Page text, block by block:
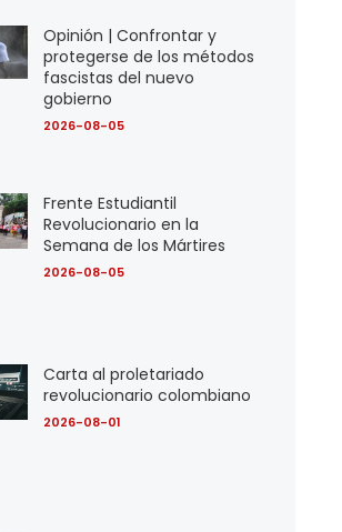
Opinión | Confrontar y
protegerse de los métodos
fascistas del nuevo
gobierno
2026-08-05
Frente Estudiantil
Revolucionario en la
Semana de los Mártires
2026-08-05
Carta al proletariado
revolucionario colombiano
2026-08-01